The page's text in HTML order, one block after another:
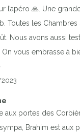
🙏. Une
Toutes les
Nous avons aussi
vous embrasse à
aux portes des
Brahim est aux